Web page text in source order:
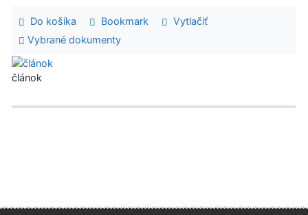
Do košíka Bookmark
Vytlačiť
Vybrané dokumenty
článok